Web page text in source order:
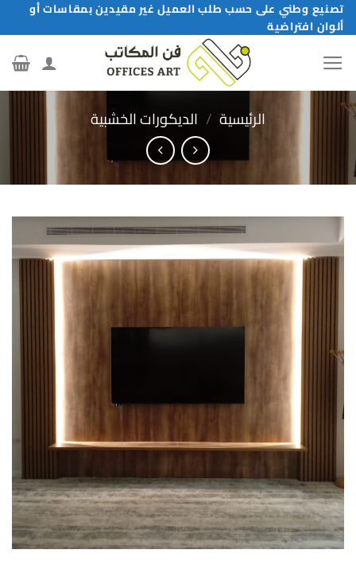
تخطي
للمحتوى
تصنيع وطني على حسب طلب العميل غير مقيدين بمقاسات أو
ألوان افتراضية
الرئيسية / الديكورات الخشبية